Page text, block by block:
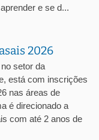
e se d...
2026
setor da
está com inscrições
nas áreas de
é direcionado a
com até 2 anos de